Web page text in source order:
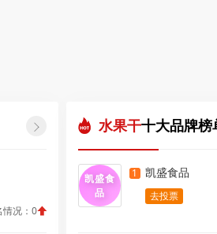

情况：0
水果干十大品牌榜
凯盛食
品
1 凯盛食品
去投票